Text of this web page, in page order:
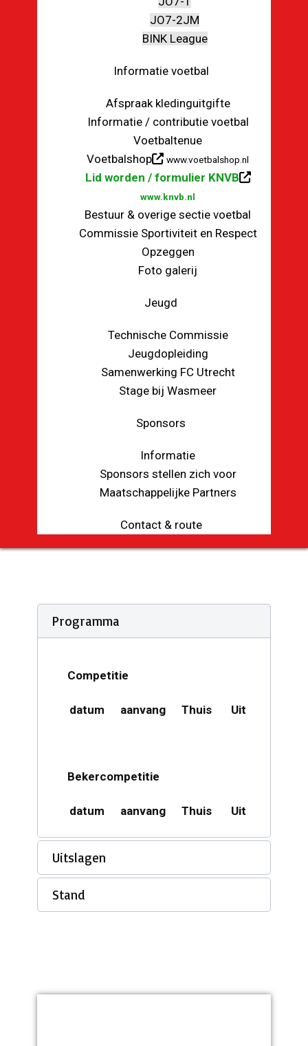
JO7-2JM
BINK League
Informatie voetbal
Afspraak kledinguitgifte
Informatie / contributie voetbal
Voetbaltenue
Voetbalshop
www.voetbalshop.nl
Lid worden / formulier KNVB
www.knvb.nl
Bestuur & overige sectie voetbal
Commissie Sportiviteit en Respect
Opzeggen
Foto galerij
Jeugd
Technische Commissie
Jeugdopleiding
Samenwerking FC Utrecht
Stage bij Wasmeer
Sponsors
Informatie
Sponsors stellen zich voor
Maatschappelijke Partners
Contact & route
Programma
Competitie
datum aanvang Thuis Uit
Bekercompetitie
datum aanvang Thuis Uit
Uitslagen
Stand